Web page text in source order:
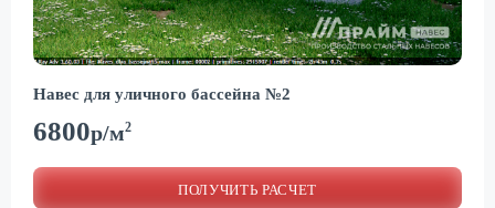
Навес для уличного бассейна №2
6800р/м2
ПОЛУЧИТЬ РАСЧЕТ